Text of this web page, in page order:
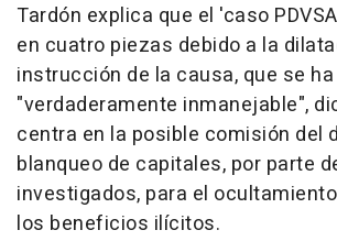
Tardón explica que el 'caso
en cuatro piezas debido a la
instrucción de la causa, que se
"verdaderamente inmanejable",
centra en la posible comisión del
blanqueo de capitales, por parte
investigados, para el
los beneficios ilícitos.